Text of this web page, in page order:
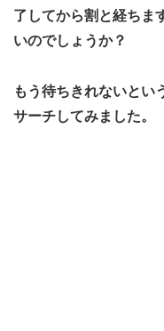
了してから割と経ちま
いのでしょうか？
もう待ちきれないとい
サーチしてみました。